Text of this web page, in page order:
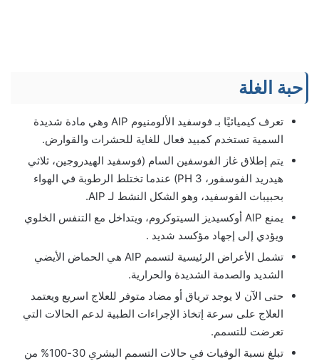
حبة الغلة
تعرف كيميائيًا بـ فوسفيد الألومنيوم AlP وهي مادة شديدة
السمية تستخدم كمبيد فعال للغاية للحشرات والقوارض.
يتم إطلاق غاز الفوسفين السام (فوسفيد الهيدروجين، ثلاثي
هيدريد الفوسفور، PH 3) عندما تختلط الرطوبة في الهواء
بحبيبات الفوسفيد، وهو الشكل النشط لـ AlP.
يمنع AlP أوكسيديز السيتوكروم، ويتداخل مع التنفس الخلوي
ويؤدي إلى إجهاد مؤكسد شديد .
تشمل الأعراض الرئيسية لتسمم AlP هي الحماض الأيضي
الشديد والصدمة الشديدة والحرارية.
حتى الآن لا يوجد ترياق أو مضاد متوفر للعلاج اسريع ويعتمد
العلاج على سرعة إتخاذ الإجراءات الطبية لدعم الحالات التي
تعرضت للتسمم.
تبلغ نسبة الوفيات في حالات التسمم البشري 30-100% من